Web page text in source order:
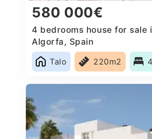
580 000€
4 bedrooms house for sale
Algorfa, Spain
Talo
220m2 4